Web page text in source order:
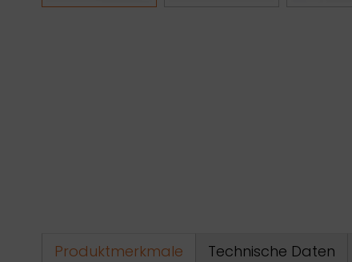
Produktmerkmale Technische Daten